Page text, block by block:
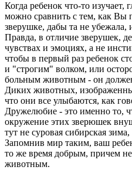
Когда ребенок что-то изучает,
можно сравнить с тем, как Вы
зверушке, дабы та не
Правда, в отличие зверушек,
чувствах и эмоциях, а не
чтобы в первый раз ребенок
и "строгим" волком, или
больным животным - он
Диких животных,
что они все улыбаются, как
Дружелюбие - это именно то,
окружение этих зверюшек
тут не суровая сибирская
Запомнив мир таким, ваш
то же время добрым, причем
животным.